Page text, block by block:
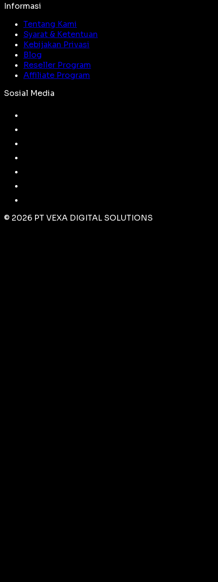
Informasi
Tentang Kami
Syarat & Ketentuan
Kebijakan Privasi
Blog
Reseller Program
Affiliate Program
Sosial Media
© 2026 PT VEXA DIGITAL SOLUTIONS